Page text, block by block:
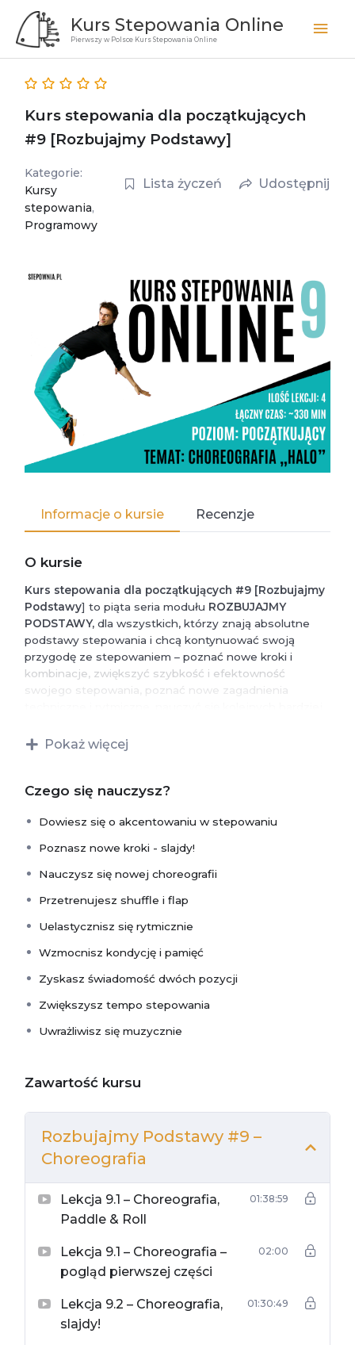
Przejdź
treści
Kurs Stepowania Online
Pierwszy w Polsce Kurs Stepowania Online
Kurs stepowania dla początkujących
#9 [Rozbujajmy Podstawy]
Kategorie:
Kursy
stepowania,
Programowy
Lista życzeń Udostępnij
Informacje o kursie Recenzje
O kursie
Kurs stepowania dla początkujących #9 [Rozbujajmy
Podstawy] to piąta seria modułu ROZBUJAJMY
PODSTAWY,dla wszystkich, którzy znają absolutne
podstawy stepowania i chcą kontynuować swoją
przygodę ze stepowaniem – poznać nowe kroki i
kombinacje, zwiększyć szybkość i efektowność
swojego stepowania, poznać nowe zagadnienia
umiejętności w improwizacji. Słowem czerpać ze
stepowania jeszcze więcej przyjemności.
TRYB KURSU : PROGRAMOWY
Piąta seria modułukoncentruje się przede wszystkim
na:
choreografii.
szybkości stepowania
paddle & roll
akcentowanie
się cztery lekcje w formie nagrań wideo, których łączny
Czas realizacji to w zależności od indywidualnych
preferencji: od jednego do maksymalnie dwóch
UWAGA! Kurs prowadzony jest w TRYBIE
PROGRAMOWYM (struktura lekcji odpowiada
strukturze zajęć stacjonarnych, a w ramach zajęć
kombinacje, ćwiczenie umuzykalniające, choreografie
i improwizacje).
Zajęcia w ramach modułu ROZBUJAJMY PODSTAWY
należy realizować po kolei!
Pokaż więcej
Czego się nauczysz?
Dowiesz się o akcentowaniu w stepowaniu
Poznasz nowe kroki - slajdy!
Nauczysz się nowej choreografii
Przetrenujesz shuffle i flap
Uelastycznisz się rytmicznie
Wzmocnisz kondycję i pamięć
Zyskasz świadomość dwóch pozycji
Zwiększysz tempo stepowania
Uwrażliwisz się muzycznie
Zawartość kursu
Rozbujajmy Podstawy #9 –
Choreografia
Lekcja 9.1 – Choreografia,
Paddle & Roll
01:38:59
Lekcja 9.1 – Choreografia –
pogląd pierwszej części
02:00
Lekcja 9.2 – Choreografia,
slajdy!
01:30:49